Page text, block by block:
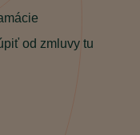
od zmluvy tu